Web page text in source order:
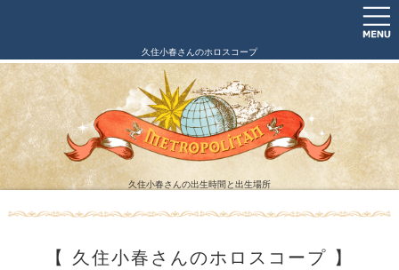
久住小春さんのホロスコープ
久住小春さんの出生時間と出生場所
【 久住小春さんのホロスコープ 】